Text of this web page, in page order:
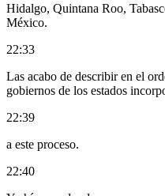
Hidalgo, Quintana Roo,
México.
22:33
Las acabo de describir en el
gobiernos de los estados
22:39
a este proceso.
22:40